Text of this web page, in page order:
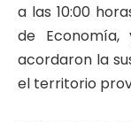
a las 10:00
de
acordaron la
el territorio